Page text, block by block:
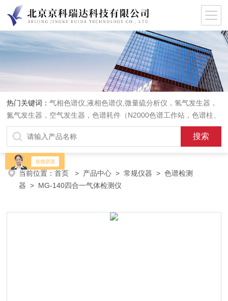
热门关键词：气相色谱仪,液相色谱仪,微量硫分析仪，氢气发生器，
氮气发生器，空气发生器，色谱耗件（N2000色谱工作站，色谱柱、
阀件、进样器、色谱担体），顶空进样器，热解析仪，紫外分光光度
计，原子吸收分光光度计，傅立叶红外光谱仪，分析天平等常规实验
室产品。
当前位置：首页 > 产品中心 >常规仪器 >色谱检测
器 > MG-140四合一气体检测仪